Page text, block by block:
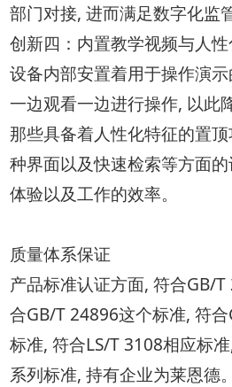
部门对接, 进而满足数字化监
创新四：内置教学视频与人
设备内部安置着用于操作演
一边观看一边进行操作, 以此
那些具备着人性化特征的置
种界面以及快速检索等方面
体验以及工作的效率。
质量体系保证
产品标准认证方面, 符合GB/
合GB/T 24896这个标准, 符
标准, 符合LS/T 3108相应标
系列标准, 持有企业为莱恩德。